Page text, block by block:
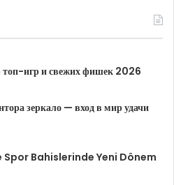
топ-игр и свежих фишек 2026
зеркало — вход в мир удачи
Bahislerinde Yeni Dönem